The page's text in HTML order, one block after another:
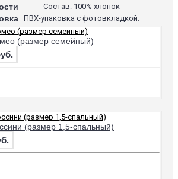
Состав: 100% хлопок
ПВХ-упаковка с фотовкладкой.
(размер семейный)
(размер 1,5-спальный)